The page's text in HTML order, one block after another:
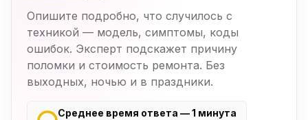
Опишите подробно, что случилось с
техникой — модель, симптомы, коды
ошибок. Эксперт подскажет причину
поломки и стоимость ремонта. Без
выходных, ночью и в праздники.
Среднее время ответа — 1 минута